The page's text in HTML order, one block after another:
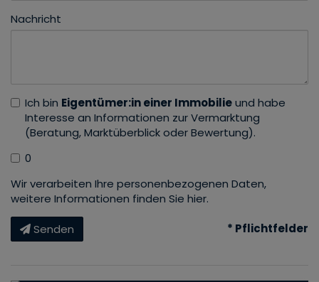
Nachricht
Ich bin Eigentümer:in einer Immobilieund habe
Interesse an Informationen zur Vermarktung
(Beratung, Marktüberblick oder Bewertung).
0
Wir verarbeiten Ihre personenbezogenen Daten,
weitere Informationen finden Sie hier.
Senden * Pflichtfelder